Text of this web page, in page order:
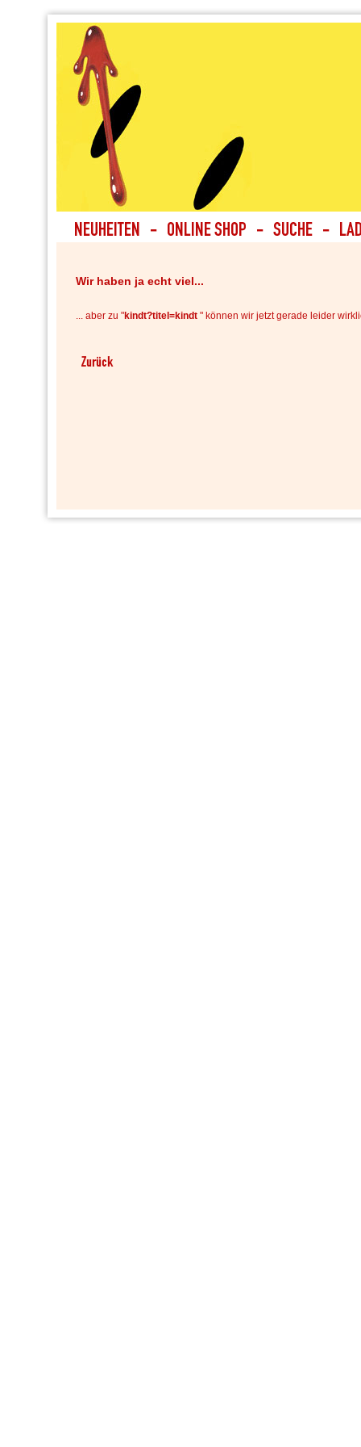
Wir haben ja echt viel...
... aber zu "kindt?titel=kindt " können wir jetzt gerade leider